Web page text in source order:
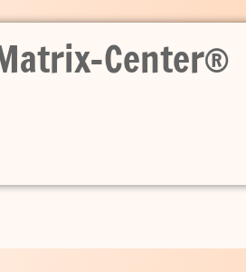
Center®